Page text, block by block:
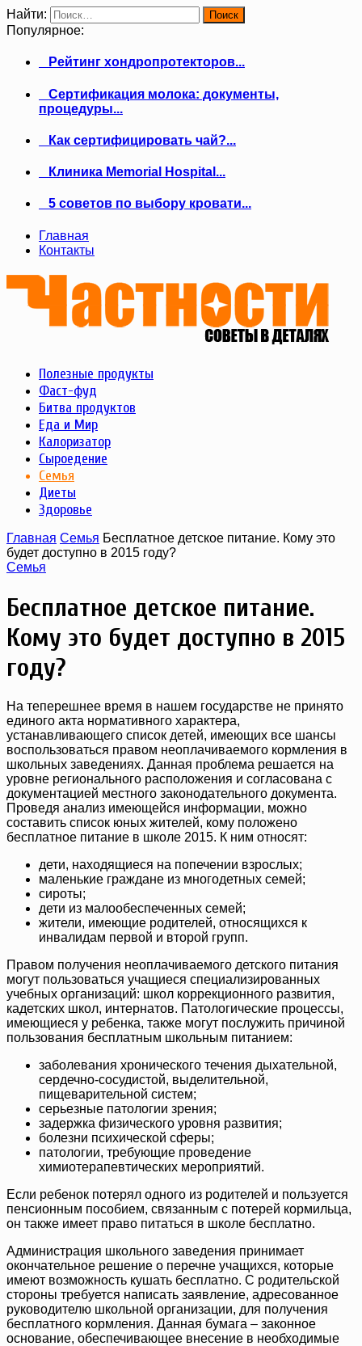
Найти:
Популярное:
Рейтинг хондропротекторов...
Сертификация молока: документы,
процедуры...
Как сертифицировать чай?...
Клиника Memorial Hospital...
5 советов по выбору кровати...
Главная
Контакты
Полезные продукты
Фаст-фуд
Битва продуктов
Еда и Мир
Калоризатор
Сыроедение
Семья
Диеты
Здоровье
Главная Семья Бесплатное детское питание. Кому это
будет доступно в 2015 году?
Семья
Бесплатное детское питание.
Кому это будет доступно в 2015
году?
На теперешнее время в нашем государстве не принято
единого акта нормативного характера,
устанавливающего список детей, имеющих все шансы
воспользоваться правом неоплачиваемого кормления в
школьных заведениях. Данная проблема решается на
уровне регионального расположения и согласована с
документацией местного законодательного документа.
Проведя анализ имеющейся информации, можно
составить список юных жителей, кому положено
бесплатное питание в школе 2015. К ним относят:
дети, находящиеся на попечении взрослых;
маленькие граждане из многодетных семей;
сироты;
дети из малообеспеченных семей;
жители, имеющие родителей, относящихся к
инвалидам первой и второй групп.
Правом получения неоплачиваемого детского питания
могут пользоваться учащиеся специализированных
учебных организаций: школ коррекционного развития,
кадетских школ, интернатов. Патологические процессы,
имеющиеся у ребенка, также могут послужить причиной
пользования бесплатным школьным питанием:
заболевания хронического течения дыхательной,
сердечно-сосудистой, выделительной,
пищеварительной систем;
серьезные патологии зрения;
задержка физического уровня развития;
болезни психической сферы;
патологии, требующие проведение
химиотерапевтических мероприятий.
Если ребенок потерял одного из родителей и пользуется
пенсионным пособием, связанным с потерей кормильца,
он также имеет право питаться в школе бесплатно.
Администрация школьного заведения принимает
окончательное решение о перечне учащихся, которые
имеют возможность кушать бесплатно. С родительской
стороны требуется написать заявление, адресованное
руководителю школьной организации, для получения
бесплатного кормления. Данная бумага – законное
основание, обеспечивающее внесение в необходимые